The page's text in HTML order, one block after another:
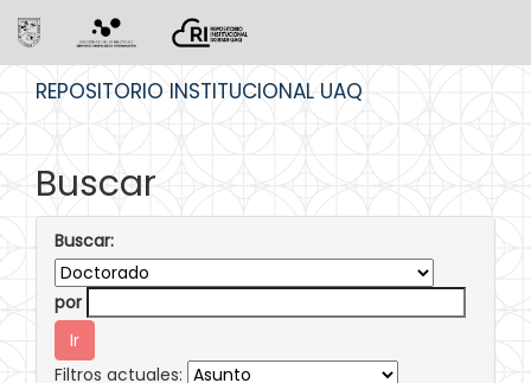
REPOSITORIO INSTITUCIONAL UAQ
Buscar
Buscar:
por
Filtros actuales: